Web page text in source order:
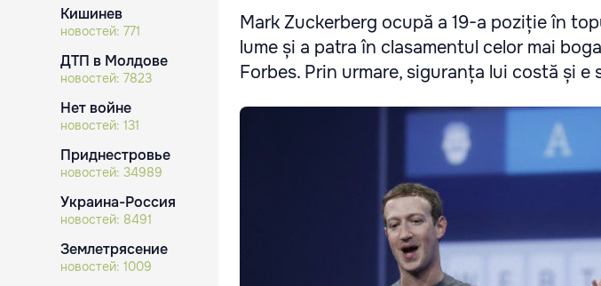
Кишинев
новостей: 771
ДТП в Молдове
новостей: 7823
Нет войне
новостей: 131
Приднестровье
новостей: 34989
Украина-Россия
новостей: 8491
Землетрясение
новостей: 1009
Mark Zuckerberg ocupă a 19-a poziție în
lume și a patra în clasamentul celor mai
Forbes. Prin urmare, siguranța lui costă și e